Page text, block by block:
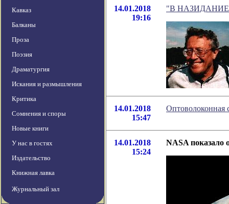
Кавказ
Балканы
Проза
Поэзия
Драматургия
Искания и размышления
Критика
Сомнения и споры
Новые книги
У нас в гостях
Издательство
Книжная лавка
Журнальный зал
14.01.2018
19:16
"В НАЗИДАНИЕ..."
14.01.2018
15:47
Оптоволоконная
14.01.2018
15:24
NASA